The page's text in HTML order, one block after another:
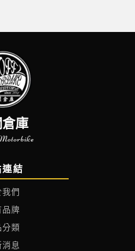
倉庫
結
我們
品牌
分類
息